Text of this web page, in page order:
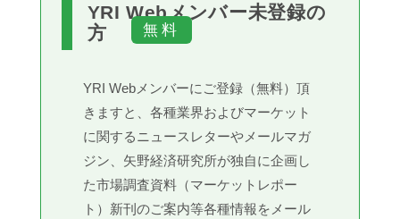
YRI Webメンバー未登録の
方
YRI Webメンバーにご登録（無料）頂
きますと、各種業界およびマーケット
に関するニュースレターやメールマガ
ジン、矢野経済研究所が独自に企画し
た市場調査資料（マーケットレポー
ト）新刊のご案内等各種情報をメール